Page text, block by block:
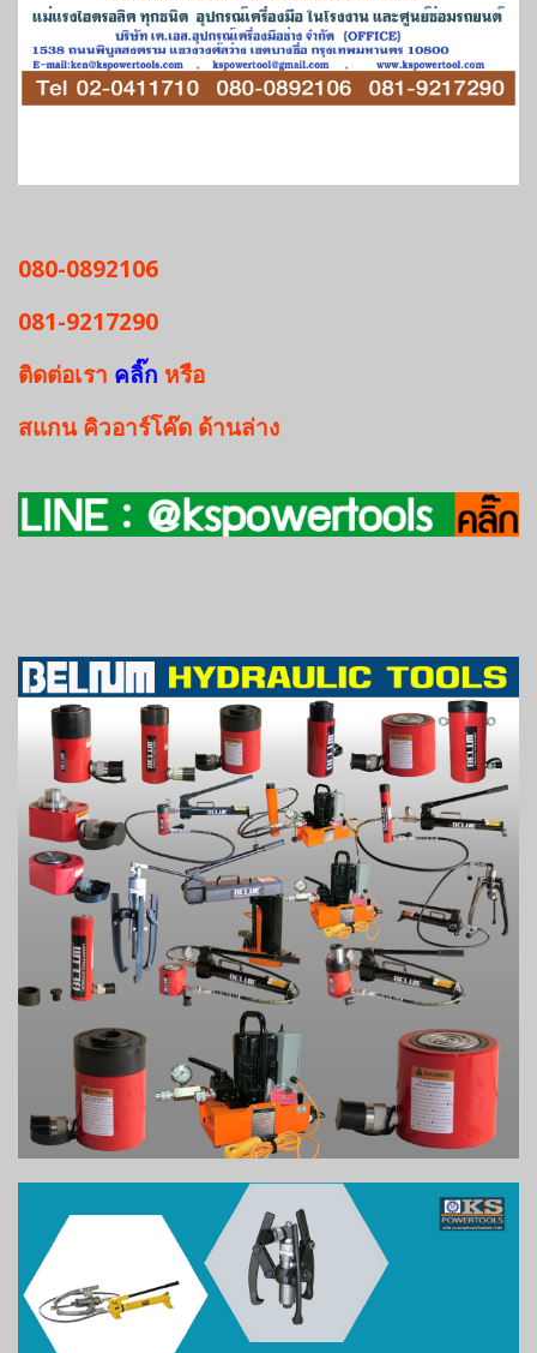
080-0892106
081-9217290
ติดต่อเรา คลิ๊ก หรือ
สแกนคิวอาร์โค๊ด ด้านล่าง